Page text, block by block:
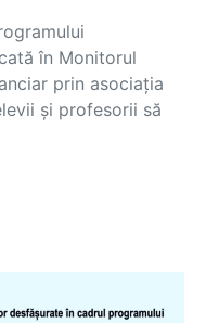
în Monitorul
prin asociația
și profesorii să